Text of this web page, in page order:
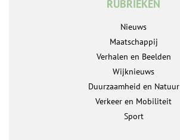
RUBRIEKEN
Nieuws
Maatschappij
Verhalen en Beelden
Wijknieuws
Duurzaamheid en Natuur
Verkeer en Mobiliteit
Sport